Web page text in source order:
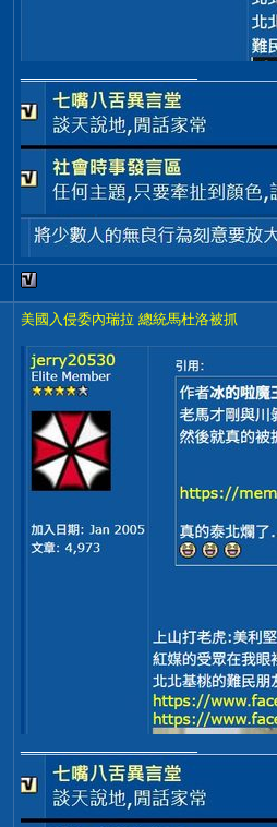
美國入侵委內瑞拉 總統馬杜洛被抓